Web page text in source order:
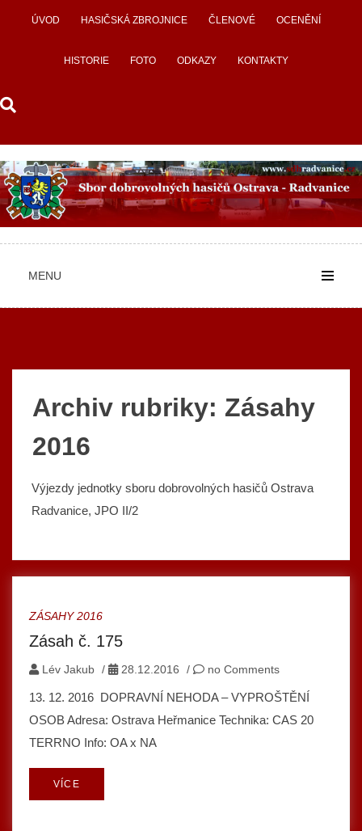
ÚVOD HASIČSKÁ ZBROJNICE ČLENOVÉ OCENĚNÍ
HISTORIE FOTO ODKAZY KONTAKTY
MENU
Archiv rubriky: Zásahy
2016
Výjezdy jednotky sboru dobrovolných hasičů Ostrava
Radvanice, JPO II/2
ZÁSAHY 2016
Zásah č. 175
Lév Jakub / 28.12.2016 / no Comments
13. 12. 2016 DOPRAVNÍ NEHODA – VYPROŠTĚNÍ
OSOB Adresa: Ostrava Heřmanice Technika: CAS 20
TERRNO Info: OA x NA
VÍCE